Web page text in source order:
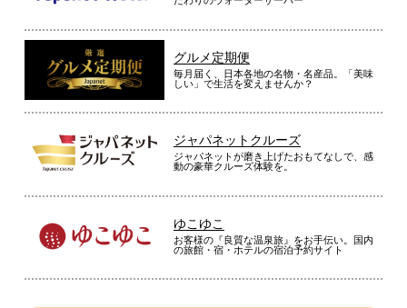
グルメ定期便
毎月届く、日本各地の名物・名産品。「美味
しい」で生活を変えませんか？
ジャパネットクルーズ
ジャパネットが磨き上げたおもてなしで、感
動の豪華クルーズ体験を。
ゆこゆこ
お客様の『良質な温泉旅』をお手伝い。国内
の旅館・宿・ホテルの宿泊予約サイト